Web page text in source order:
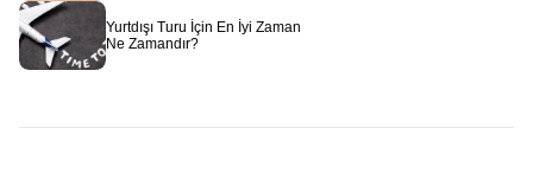
Yurtdışı Turu İçin En İyi Zaman
Ne Zamandır?